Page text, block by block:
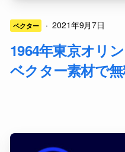
ベクター · 2021年9月7日
1964年東京オリ
ベクター素材で